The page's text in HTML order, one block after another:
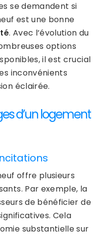
se demandent si
est une bonne
. Avec l’évolution du
options
il est crucial
inconvénients
éclairée.
d’un logement
offre plusieurs
Par exemple, la
de bénéficier de
Cela
substantielle sur